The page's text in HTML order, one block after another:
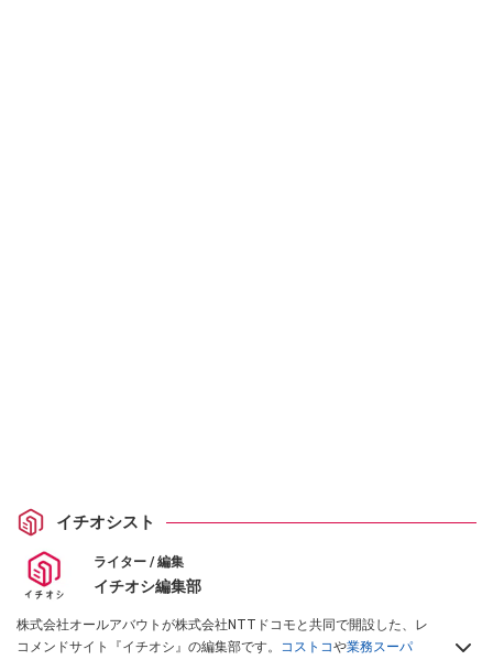
イチオシスト
ライター / 編集
イチオシ編集部
株式会社オールアバウトが株式会社NTTドコモと共同で開設した、レ
コメンドサイト『イチオシ』の編集部です。 コストコや業務スーパ